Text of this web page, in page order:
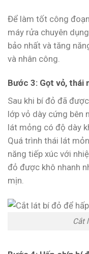
Để làm tốt công
máy rửa chuyên
bảo nhất và tăng
và nhân công.
Bước 3: Gọt vỏ, thái
Sau khi bí đỏ đã
lớp vỏ dày cứng bên
lát mỏng có độ dày
Quá trình thái lát
năng tiếp xúc với
đỏ được khô nhanh
mịn.
Cắt